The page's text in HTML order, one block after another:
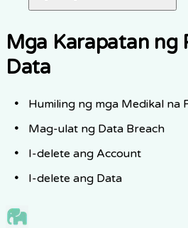
Mga Karapatan ng
Data
Humiling ng mga Medikal na
Mag-ulat ng Data Breach
I-delete ang Account
I-delete ang Data